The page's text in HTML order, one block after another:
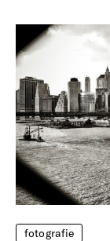
fotografie